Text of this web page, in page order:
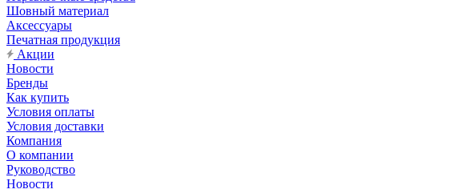
Шовный материал
Аксессуары
Печатная продукция
Акции
Новости
Бренды
Как купить
Условия оплаты
Условия доставки
Компания
О компании
Руководство
Новости